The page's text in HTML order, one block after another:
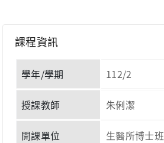
課程資訊
學年/學期 112/2
授課教師 朱俐潔
開課單位 生醫所博士班